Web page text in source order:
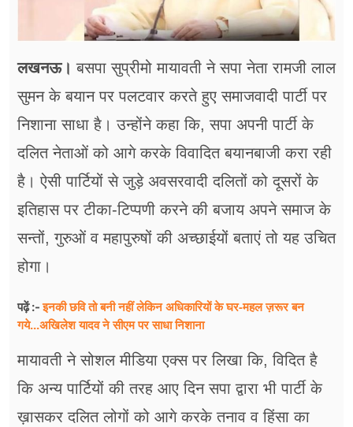
लखनऊ। बसपा सुप्रीमो मायावती ने सपा नेता रामजी लाल
सुमन के बयान पर पलटवार करते हुए समाजवादी पार्टी पर
निशाना साधा है। उन्होंने कहा कि, सपा अपनी पार्टी के
दलित नेताओं को आगे करके विवादित बयानबाजी करा रही
है। ऐसी पार्टियों से जुड़े अवसरवादी दलितों को दूसरों के
इतिहास पर टीका-टिप्पणी करने की बजाय अपने समाज के
सन्तों, गुरुओं व महापुरुषों की अच्छाईयों बताएं तो यह उचित
होगा।
पढ़ें :-इनकी छवि तो बनी नहीं लेकिन अधिकारियों के घर-महल ज़रूर बन
गये...अखिलेश यादव ने सीएम पर साधा​ निशाना
मायावती ने सोशल मीडिया एक्स पर लिखा कि, विदित है
कि अन्य पार्टियों की तरह आए दिन सपा द्वारा भी पार्टी के
ख़ासकर दलित लोगों को आगे करके तनाव व हिंसा का